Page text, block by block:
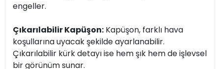
engeller.
Çıkarılabilir Kapüşon: Kapüşon, farklı hava
koşullarına uyacak şekilde ayarlanabilir.
Çıkarılabilir kürk detayı ise hem şık hem de işlevsel
bir görünüm sunar.